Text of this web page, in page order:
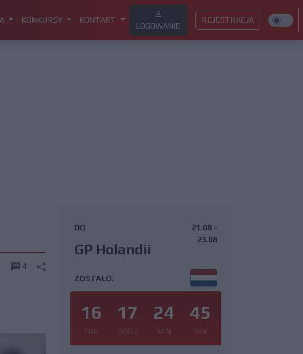
KONKURSY KONTAKT
LOGOWANIE
REJESTRACJA
4
DO
GP Holandii
21.08 -
23.08
ZOSTAŁO:
16
DNI
17
GODZ
24
MIN
44
SEK